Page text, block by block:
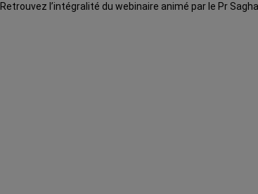
Retrouvez l’intégralité du webinaire animé par le Pr